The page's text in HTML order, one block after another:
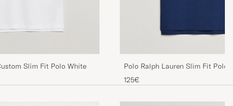
Slim Fit Polo White
Polo Ralph Lauren Slim Fit Polo
125€